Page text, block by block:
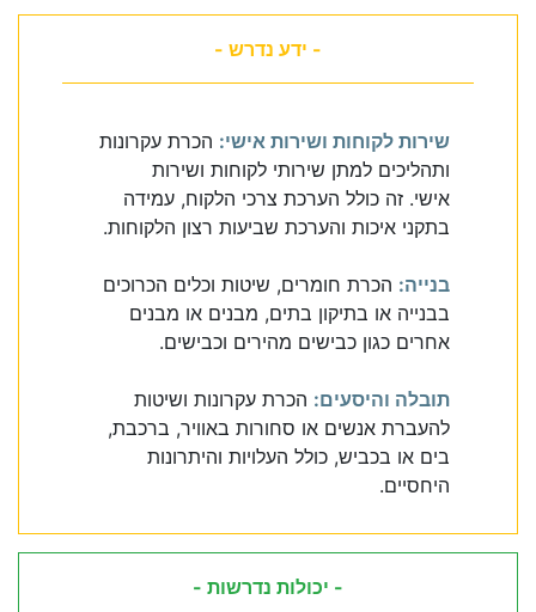
- ידע נדרש -
שירות לקוחות ושירות אישי: הכרת עקרונות
ותהליכים למתן שירותי לקוחות ושירות
אישי. זה כולל הערכת צרכי הלקוח, עמידה
בתקני איכות והערכת שביעות רצון הלקוחות.
בנייה: הכרת חומרים, שיטות וכלים הכרוכים
בבנייה או בתיקון בתים, מבנים או מבנים
אחרים כגון כבישים מהירים וכבישים.
תובלה והיסעים: הכרת עקרונות ושיטות
להעברת אנשים או סחורות באוויר, ברכבת,
בים או בכביש, כולל העלויות והיתרונות
היחסיים.
- יכולות נדרשות -